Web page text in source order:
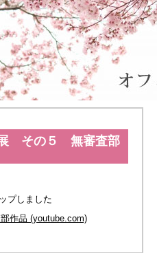
展 その５ 無審査部
プしました
作品 (youtube.com)